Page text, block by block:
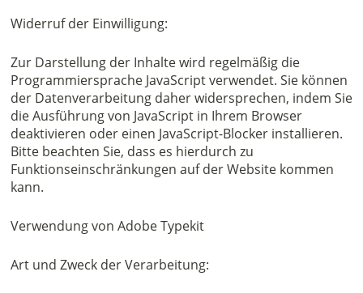
Widerruf der Einwilligung:
Zur Darstellung der Inhalte wird regelmäßig die
Programmiersprache JavaScript verwendet. Sie können
der Datenverarbeitung daher widersprechen, indem Sie
die Ausführung von JavaScript in Ihrem Browser
deaktivieren oder einen JavaScript-Blocker installieren.
Bitte beachten Sie, dass es hierdurch zu
Funktionseinschränkungen auf der Website kommen
kann.
Verwendung von Adobe Typekit
Art und Zweck der Verarbeitung: